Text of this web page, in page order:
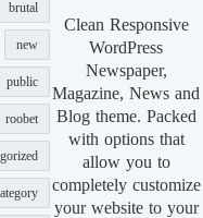
Clean Responsive
WordPress
Newspaper,
Magazine, News and
Blog theme. Packed
with options that
allow you to
completely customize
your website to your
brutal
new
public
roobet